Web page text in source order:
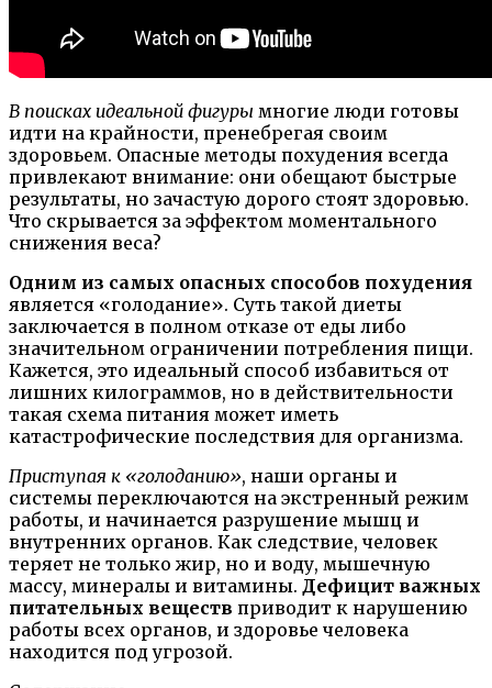
В поисках идеальной фигуры многие люди готовы
идти на крайности, пренебрегая своим
здоровьем. Опасные методы похудения всегда
привлекают внимание: они обещают быстрые
результаты, но зачастую дорого стоят здоровью.
Что скрывается за эффектом моментального
снижения веса?
Одним из самых опасных способов похудения
является «голодание». Суть такой диеты
заключается в полном отказе от еды либо
значительном ограничении потребления пищи.
Кажется, это идеальный способ избавиться от
лишних килограммов, но в действительности
такая схема питания может иметь
катастрофические последствия для организма.
Приступая к «голоданию», наши органы и
системы переключаются на экстренный режим
работы, и начинается разрушение мышц и
внутренних органов. Как следствие, человек
теряет не только жир, но и воду, мышечную
массу, минералы и витамины. Дефицит важных
питательных веществ приводит к нарушению
работы всех органов, и здоровье человека
находится под угрозой.